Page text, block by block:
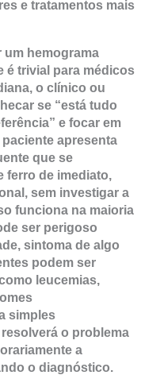
e tratamentos mais
um hemograma
é trivial para médicos
o clínico ou
se “está tudo
e focar em
apresenta
que se
ferro de imediato,
sem investigar a
funciona na maioria
ser perigoso
sintoma de algo
podem ser
leucemias,
simples
o problema
a
o diagnóstico.